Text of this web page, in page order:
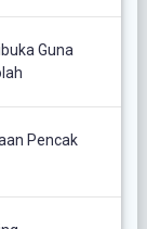
Guna
Pencak